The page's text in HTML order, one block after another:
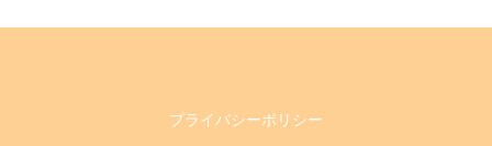
プライバシーポリシー